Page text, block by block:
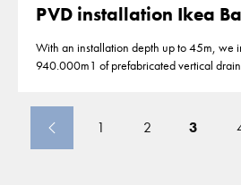
PVD installation Ikea
With an installation depth up to 45m, we
940.000m1 of prefabricated vertical
1 2 3